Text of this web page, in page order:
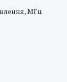
МГц